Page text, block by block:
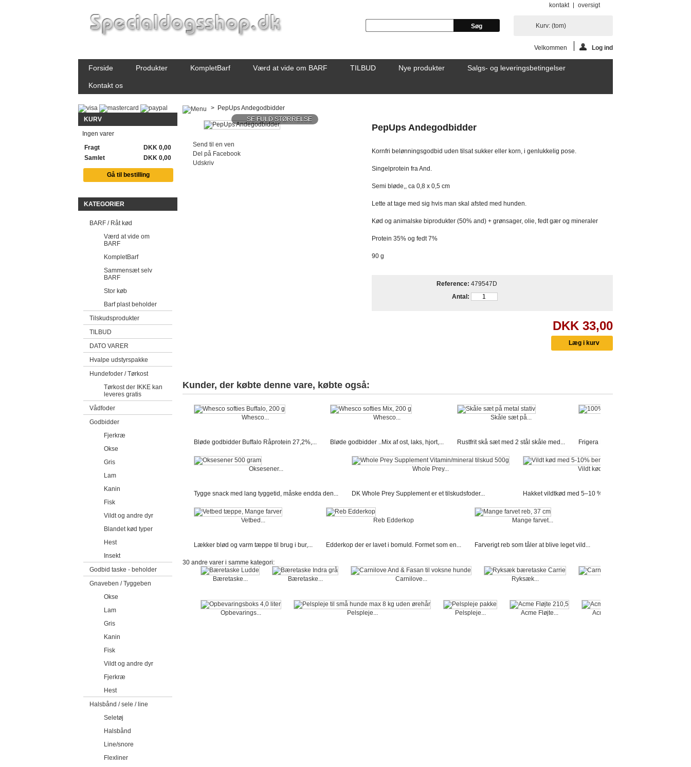
kontakt oversigt
Kurv: (tom)
Velkommen Log ind
Forside Produkter KompletBarf Værd at vide om BARF TILBUD Nye produkter Salgs- og leveringsbetingelser
Kontakt os
KURV
Ingen varer
DKK 0,00
Fragt
DKK 0,00
Samlet
Gå til bestilling
KATEGORIER
BARF / Råt kød
Værd at vide om
BARF
KompletBarf
Sammensæt selv
BARF
Stor køb
Barf plast beholder
Tilskudsprodukter
TILBUD
DATO VARER
Hvalpe udstyrspakke
Hundefoder / Tørkost
Tørkost der IKKE kan
leveres gratis
Vådfoder
Godbidder
Fjerkræ
Okse
Gris
Lam
Kanin
Fisk
Vildt og andre dyr
Blandet kød typer
Hest
Insekt
Godbid taske - beholder
Gnaveben / Tyggeben
Okse
Lam
Gris
Kanin
Fisk
Vildt og andre dyr
Fjerkræ
Hest
Halsbånd / sele / line
Seletøj
Halsbånd
Line/snore
Flexliner
> PepUps Andegodbidder
SE FULD STØRRELSE
Send til en ven
Del på Facebook
Udskriv
PepUps Andegodbidder
Kornfri belønningsgodbid uden tilsat sukker eller korn, i genlukkelig pose.
Singelprotein fra And.
Semi bløde,, ca 0,8 x 0,5 cm
Lette at tage med sig hvis man skal afsted med hunden.
Kød og animalske biprodukter (50% and) + grønsager, olie, fedt gær og mineraler
Protein 35% og fedt 7%
90 g
Reference: 479547D
Antal:
DKK 33,00
Kunder, der købte denne vare, købte også:
Whesco...
Bløde godbidder Buffalo Råprotein 27,2%,...
Whesco...
Bløde godbidder ..Mix af ost, laks, hjort,...
Skåle sæt på...
Rustfrit skå sæt med 2 stål skåle med... Frigera Natural Dog Chews med hjerte.
Oksesener...
Tygge snack med lang tyggetid, måske endda den...
Whole Prey...
DK Whole Prey Supplement er et tilskudsfoder...
Vildt kød...
Hakket vildtkød med 5–10 % ben i praktiske 500...
Vetbed...
Lækker blød og varm tæppe til brug i bur,...
Reb Edderkop
Edderkop der er lavet i bomuld. Formet som en...
Mange farvet...
Farverigt reb som tåler at blive leget vild...
30 andre varer i samme kategori:
Bæretaske... Bæretaske... Carnilove... Ryksæk...
Opbevarings... Pelspleje... Pelspleje... Acme Fløjte... Acme Fløjte...